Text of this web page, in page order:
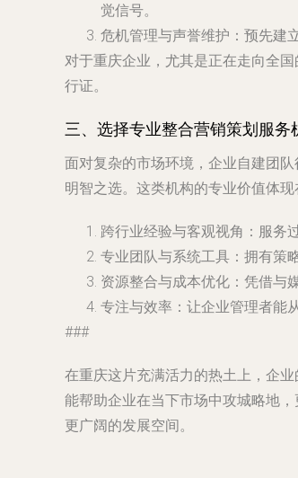
觉信号。
危机管理与声誉维护 ：预先建
对于重庆企业，尤其是正在走向全
行证。
三、选择专业整合营销策划服务
面对复杂的市场环境，企业自建团
明智之选。这类机构的专业价值体现
跨行业经验与客观视角 ：服务
专业团队与系统工具 ：拥有策
资源整合与成本优化 ：凭借与
专注与效率 ：让企业管理者能
###
在重庆这片充满活力的热土上，企
能帮助企业在当下市场中攻城略地
更广阔的发展空间。